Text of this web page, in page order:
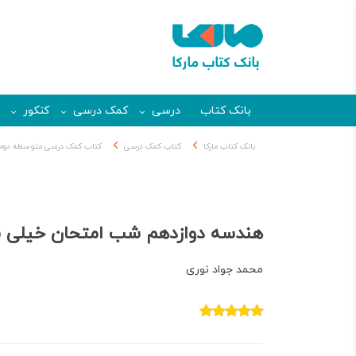
بانک کتاب درسی کمک درسی کنکور
بانک کتاب مارکا کتاب کمک درسی کتاب کمک درسی متوسطه دوم
هندسه دوازدهم شب امتحان خیلی
محمد جواد نوری